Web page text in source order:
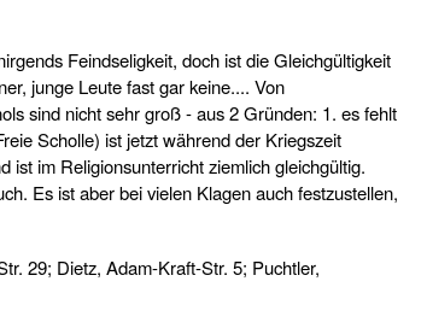
Feindseligkeit, doch ist die Gleichgültigkeit
junge Leute fast gar keine.... Von
sind nicht sehr groß - aus 2 Gründen: 1. es fehlt
Scholle) ist jetzt während der Kriegszeit
ist im Religionsunterricht ziemlich gleichgültig.
Es ist aber bei vielen Klagen auch festzustellen,
29; Dietz, Adam-Kraft-Str. 5; Puchtler,